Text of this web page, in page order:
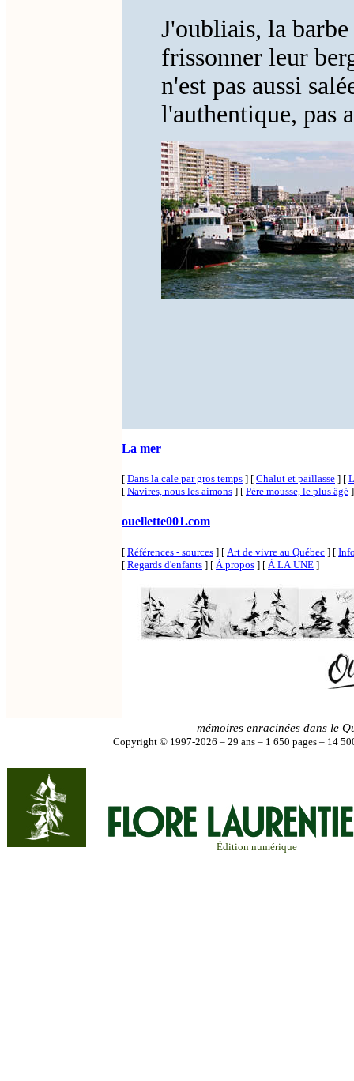
J'oubliais, la
frissonner leur
n'est pas aussi
l'authentique, pas
La mer
[ Dans la cale par gros temps ] [ Chalut et paillasse ] [
[ Navires, nous les aimons ] [ Père mousse, le plus âgé ]
ouellette001.com
[ Références - sources ] [ Art de vivre au Québec ] [
[ Regards d'enfants ] [ À propos ] [ À LA UNE ]
mémoires enracinées dans le
Copyright © 1997-2026 – 29 ans – 1 650 pages – 14
Édition numérique